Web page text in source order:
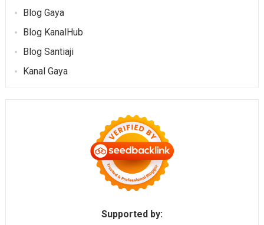
Blog Gaya
Blog KanalHub
Blog Santiaji
Kanal Gaya
Supported by: